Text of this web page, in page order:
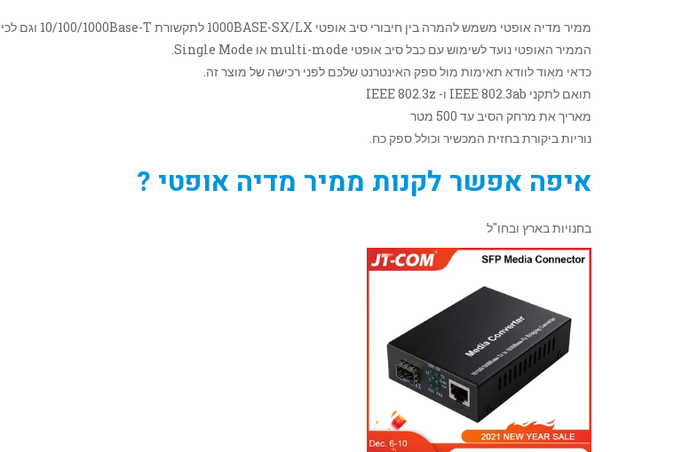
ממיר מדיה אופטי משמש להמרה בין חיבורי סיב אופטי 1000BASE-SX/LX לתקשורת 10/100/1000Base-T וגם לכיוון ההפוך.
הממיר האופטי נועד לשימוש עם כבל סיב אופטי multi-mode או Single Mode.
כדאי מאוד לוודא תאימות מול ספק האינטרנט שלכם לפני רכישה של מוצר זה.
תואם לתקני IEEE 802.3ab ו- IEEE 802.3z
מאריך את מרחק הסיב עד 500 מטר
נוריות ביקורת בחזית המכשיר וכולל ספק כח.
איפה אפשר לקנות ממיר מדיה אופטי ?
בחנויות בארץ ובחו"ל